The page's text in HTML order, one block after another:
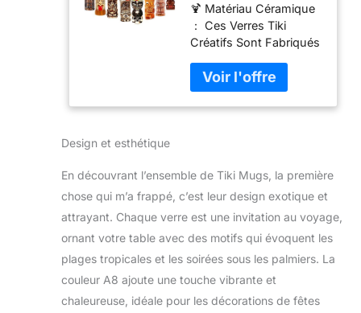
cocktail Ensemble
de 8,Bar
Accessories,pour
décoration de fête
exotique
🍹 Matériau Céramique
： Ces Verres Tiki
Créatifs Sont Fabriqués
La Main Et Peints À La
Main. Ils sont
incroyables et une
verres Tiki sont
émaillés, ils durent
beaucoup plus
résistants aux couleurs.
🍹 Beaux détails et
designs : les tasses Tiki
sont soigneusement
Design et esthétique
En découvrant l’ensemble de Tiki Mugs, la première
chose qui m’a frappé, c’est leur design exotique et
attrayant. Chaque verre est une invitation au voyage,
ornant votre table avec des motifs qui évoquent les
plages tropicales et les soirées sous les palmiers. La
couleur A8 ajoute une touche vibrante et
chaleureuse, idéale pour les décorations de fêtes